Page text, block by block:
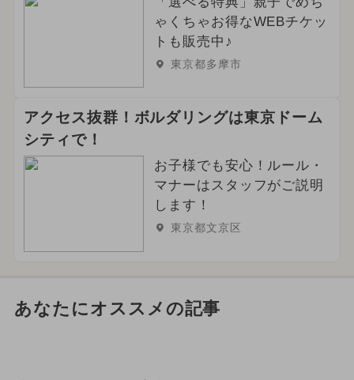
ゃくちゃお得なWEBチケッ
トも販売中♪
東京都多摩市
アクセス抜群！ボルダリングは東京ドーム
シティで！
お子様でも安心！ルール・
マナーはスタッフがご説明
します！
東京都文京区
あなたにオススメの記事